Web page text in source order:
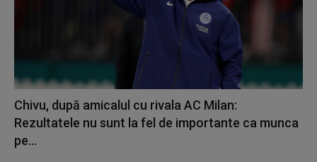
Chivu, după amicalul cu rivala AC Milan:
Rezultatele nu sunt la fel de importante ca munca
pe...